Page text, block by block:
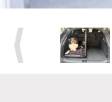
Previous